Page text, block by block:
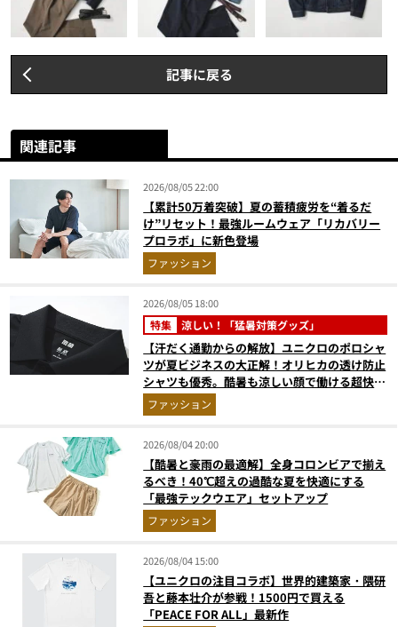
記事に戻る
関連記事
2026/08/05 22:00
【累計50万着突破】夏の蓄積疲労を“着るだ
け”リセット！最強ルームウェア「リカバリー
プロラボ」に新色登場
ファッション
2026/08/05 18:00
特集 涼しい！「猛暑対策グッズ」
【汗だく通勤からの解放】ユニクロのポロシャ
ツが夏ビジネスの大正解！オリヒカの透け防止
シャツも優秀。酷暑も涼しい顔で働ける超快適
ウエアの実力
ファッション
2026/08/04 20:00
【酷暑と豪雨の最適解】全身コロンビアで揃え
るべき！40℃超えの過酷な夏を快適にする
「最強テックウエア」セットアップ
ファッション
2026/08/04 15:00
【ユニクロの注目コラボ】世界的建築家・隈研
吾と藤本壮介が参戦！1500円で買える
「PEACE FOR ALL」最新作